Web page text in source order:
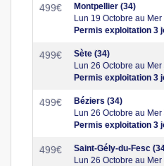
499€
Montpellier (34)
Lun 19 Octobre au
Permis exploitation 3
499€
Sète (34)
Lun 26 Octobre au
Permis exploitation 3
499€
Béziers (34)
Lun 26 Octobre au
Permis exploitation 3
499€
Saint-Gély-du-Fesc
Lun 26 Octobre au